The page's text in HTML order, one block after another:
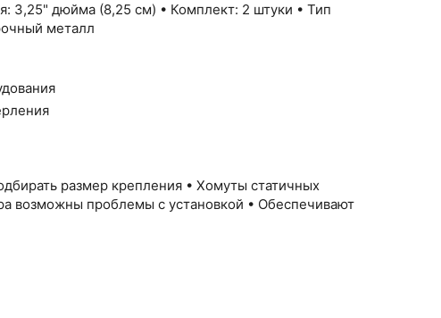
3,25" дюйма (8,25 см) • Комплект: 2 штуки • Тип
металл
размер крепления • Хомуты статичных
возможны проблемы с установкой • Обеспечивают